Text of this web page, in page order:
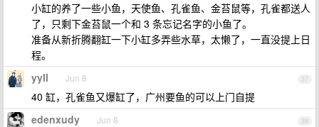
小缸的养了一些小鱼，天使鱼、孔雀鱼、金苔鼠等，孔雀都送人
了，只剩下金苔鼠一个和 3 条忘记名字的小鱼了。
准备从新折腾翻缸一下小缸多弄些水草，太懒了，一直没提上日
程。
37
yyll Jun 8
40 缸，孔雀鱼又爆缸了，广州要鱼的可以上门自提
38
edenxudy Jun 8